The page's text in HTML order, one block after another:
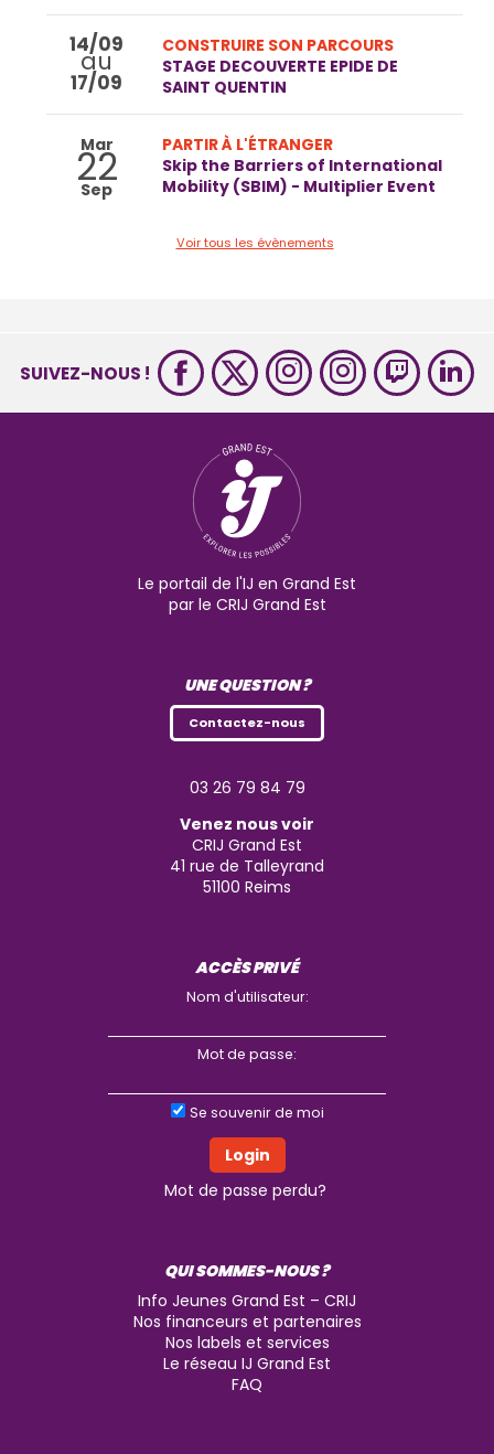
14/09
au
17/09
CONSTRUIRE SON PARCOURS
STAGE DECOUVERTE EPIDE DE
SAINT QUENTIN
Mar
22
Sep
PARTIR À L'ÉTRANGER
Skip the Barriers of International
Mobility (SBIM) - Multiplier Event
Voir tous les évènements
SUIVEZ-NOUS !
Le portail de l'IJ en Grand Est
par le CRIJ Grand Est
UNE QUESTION ?
Contactez-nous
03 26 79 84 79
Venez nous voir
CRIJ Grand Est
41 rue de Talleyrand
51100 Reims
ACCÈS PRIVÉ
Nom d'utilisateur:
Mot de passe:
Se souvenir de moi
Mot de passe perdu?
QUI SOMMES-NOUS ?
Info Jeunes Grand Est – CRIJ
Nos financeurs et partenaires
Nos labels et services
Le réseau IJ Grand Est
FAQ